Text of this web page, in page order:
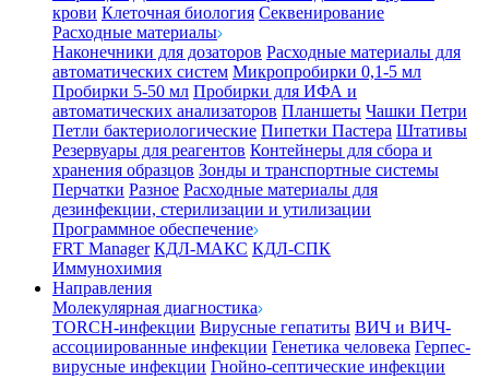
крови Клеточная биология Секвенирование
Расходные материалы
Наконечники для дозаторов Расходные материалы для
автоматических систем Микропробирки 0,1-5 мл
Пробирки 5-50 мл Пробирки для ИФА и
автоматических анализаторов Планшеты Чашки Петри
Петли бактериологические Пипетки Пастера Штативы
Резервуары для реагентов Контейнеры для сбора и
хранения образцов Зонды и транспортные системы
Перчатки Разное Расходные материалы для
дезинфекции, стерилизации и утилизации
Программное обеспечение
FRT Manager КДЛ-МАКС КДЛ-СПК
Иммунохимия
Направления
Молекулярная диагностика
TORCH-инфекции Вирусные гепатиты ВИЧ и ВИЧ-
ассоциированные инфекции Генетика человека Герпес-
вирусные инфекции Гнойно-септические инфекции